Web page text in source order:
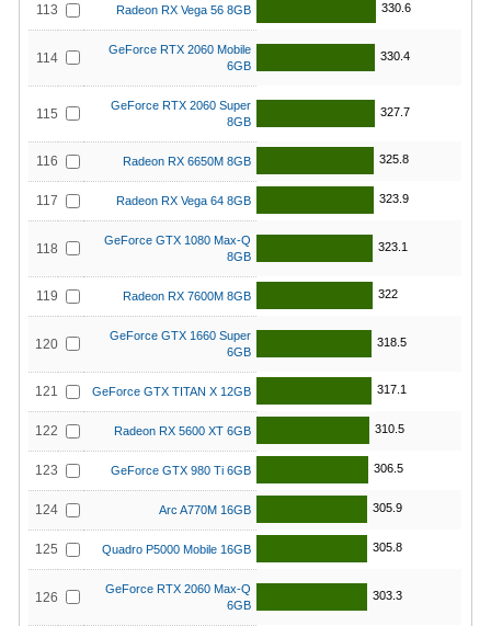
113 Radeon RX Vega 56 8GB 330.6
114
GeForce RTX 2060 Mobile
6GB
330.4
115
GeForce RTX 2060 Super
8GB
327.7
116 Radeon RX 6650M 8GB 325.8
117 Radeon RX Vega 64 8GB 323.9
118
GeForce GTX 1080 Max-Q
8GB
323.1
119 Radeon RX 7600M 8GB 322
120
GeForce GTX 1660 Super
6GB
318.5
121 GeForce GTX TITAN X 12GB 317.1
122 Radeon RX 5600 XT 6GB 310.5
123 GeForce GTX 980 Ti 6GB 306.5
124 Arc A770M 16GB 305.9
125 Quadro P5000 Mobile 16GB 305.8
126
GeForce RTX 2060 Max-Q
6GB
303.3